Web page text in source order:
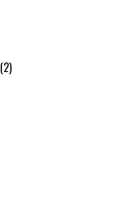
(2)